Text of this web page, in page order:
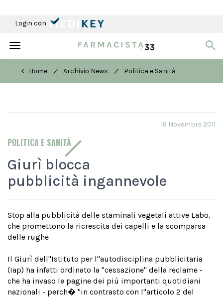
Login con
Toggle
< Home
/ Archivio News / Politica e Sanità
POLITICA E SANITÀ
16 Novembre 2011
Giurì blocca
pubblicità ingannevole
Stop alla pubblicità delle staminali vegetali attive Labo,
che promettono la ricrescita dei capelli e la scomparsa
delle rughe
Il Giurì dell''Istituto per l''autodisciplina pubblicitaria
(Iap) ha infatti ordinato la "cessazione" della reclame -
che ha invaso le pagine dei più importanti quotidiani
nazionali - perch� "in contrasto con l''articolo 2 del